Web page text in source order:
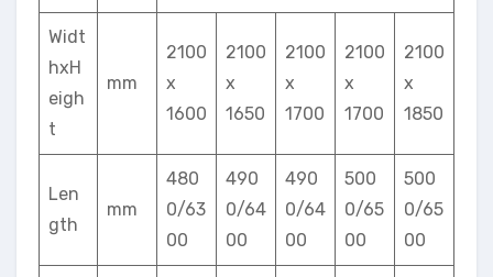
Widt
hxH
eigh
t
mm
2100
x
1600
2100
x
1650
2100
x
1700
2100
x
1700
2100
x
1850
Len
gth
mm
480
0/63
00
490
0/64
00
490
0/64
00
500
0/65
00
500
0/65
00